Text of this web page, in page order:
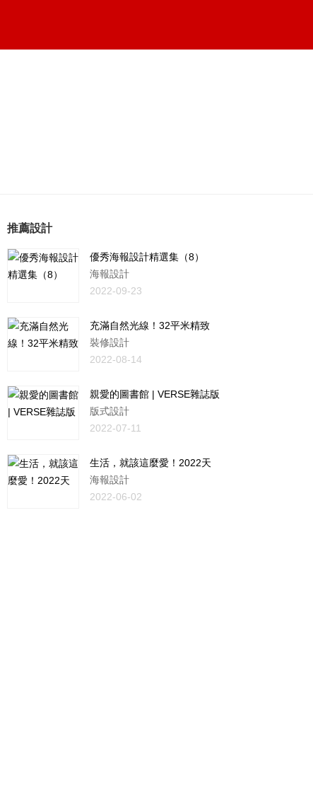
推薦設計
優秀海報設計精選集（8）
海報設計
2022-09-23
充滿自然光線！32平米精致
裝修設計
2022-08-14
親愛的圖書館 | VERSE雜誌版
版式設計
2022-07-11
生活，就該這麼愛！2022天
海報設計
2022-06-02